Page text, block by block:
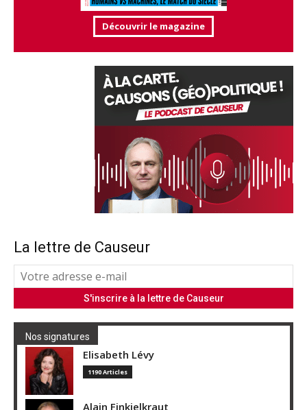
Découvrir le magazine
La lettre de Causeur
Nos signatures
Elisabeth Lévy
1190 Articles
Alain Finkielkraut